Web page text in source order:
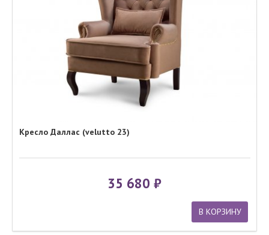
Кресло Даллас (velutto 23)
35 680
В КОРЗИНУ